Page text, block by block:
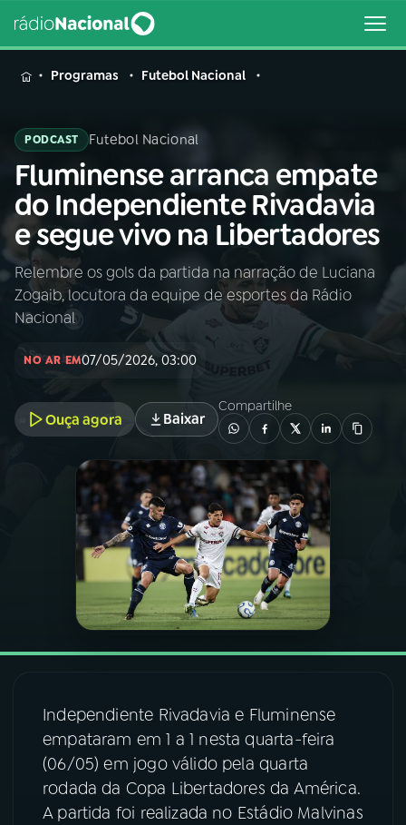
MENU
Buscar
na
Rádio
Nacional
Buscar
AO VIVO
INÍCIO
PROGRAMAS
PODCASTS
VIDEOCASTS
08FESTIVAL DE MÚSICA
ACOMPANHE A RÁDIO NACIONAL
Programas Futebol Nacional
PODCAST Futebol Nacional
Fluminense arranca empate
do Independiente Rivadavia
e segue vivo na Libertadores
Relembre os gols da partida na narração de Luciana
Zogaib, locutora da equipe de esportes da Rádio
Nacional
NO AR EM07/05/2026, 03:00
Ouça agora Baixar
Compartilhe
Independiente Rivadavia e Fluminense
empataram em 1 a 1 nesta quarta-feira
(06/05) em jogo válido pela quarta
rodada da Copa Libertadores da América.
A partida foi realizada no Estádio Malvinas